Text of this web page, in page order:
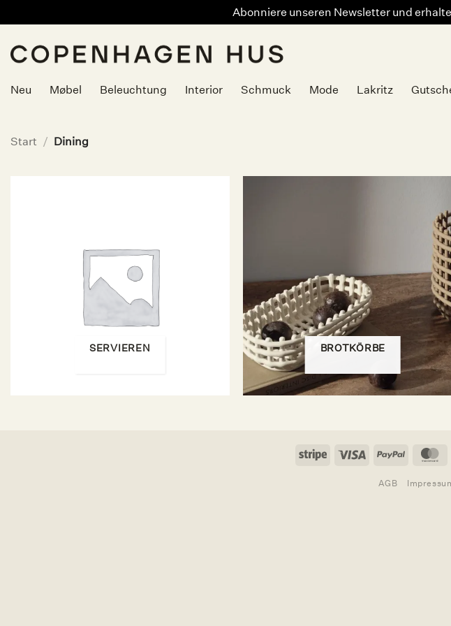
Abonniere unseren Newsletter und
Inhalt
springen
Neu
Møbel Beleuchtung Interior Schmuck Mode Lakritz
Start / Dining
SERVIEREN BROTKÖRBE
Stripe Visa PayPal
AGB